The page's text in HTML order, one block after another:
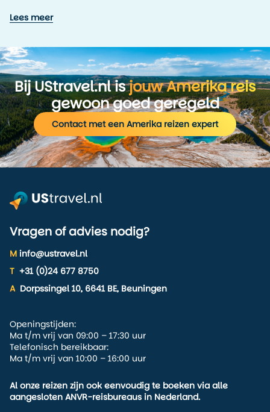
standard dummy text ever since the 1500s, when an
make a type specimen book. It has survived not only five
centuries, but also the leap into electronic typesetting,
remaining essentially unchanged. It was popularised in the
1960s with the release of Letraset sheets containing Lorem
Ipsum passages, and more recently with desktop
publishing software like Aldus PageMaker including
versions of Lorem Ipsum.
Lees meer
Bij UStravel.nl isjouw Amerika reis
gewoon goed geregeld
Contact met een Amerika reizen expert
Vragen of advies nodig?
M info@ustravel.nl
T +31 (0)24 677 8750
A Dorpssingel 10, 6641 BE, Beuningen
Openingstijden:
Ma t/m vrij van 09:00 – 17:30 uur
Telefonisch bereikbaar:
Ma t/m vrij van 10:00 – 16:00 uur
Al onze reizen zijn ook eenvoudig te boeken via alle
aangesloten ANVR-reisbureaus in Nederland.